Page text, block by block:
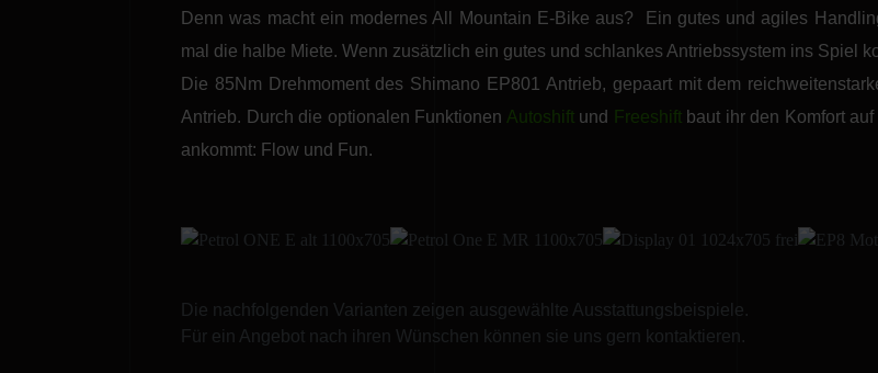
Denn was macht ein modernes All Mountain E-Bike aus? Ein gutes und agiles
mal die halbe Miete. Wenn zusätzlich ein gutes und schlankes Antriebssystem ins Spiel
Die 85Nm Drehmoment des Shimano EP801 Antrieb, gepaart mit dem
Antrieb. Durch die optionalen Funktionen Autoshiftund Freeshiftbaut ihr den Komfort
ankommt: Flow und Fun.
Die nachfolgenden Varianten zeigen ausgewählte Ausstattungsbeispiele.
Für ein Angebot nach ihren Wünschen können sie uns gern kontaktieren.